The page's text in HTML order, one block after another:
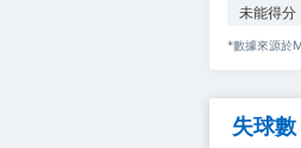
未能得分
*數據來源於
失球數